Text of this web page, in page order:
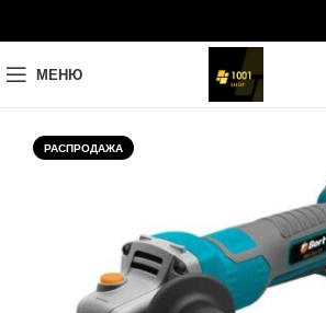
МЕНЮ
РАСПРОДАЖА